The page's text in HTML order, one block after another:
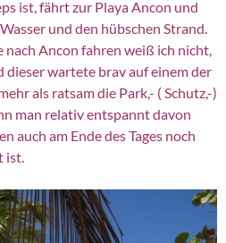
ist, fährt zur Playa Ancon und
und den hübschen Strand.
Ancon fahren weiß ich nicht,
wartete brav auf einem der
als ratsam die Park,- ( Schutz,-)
man relativ entspannt davon
auch am Ende des Tages noch
ist.